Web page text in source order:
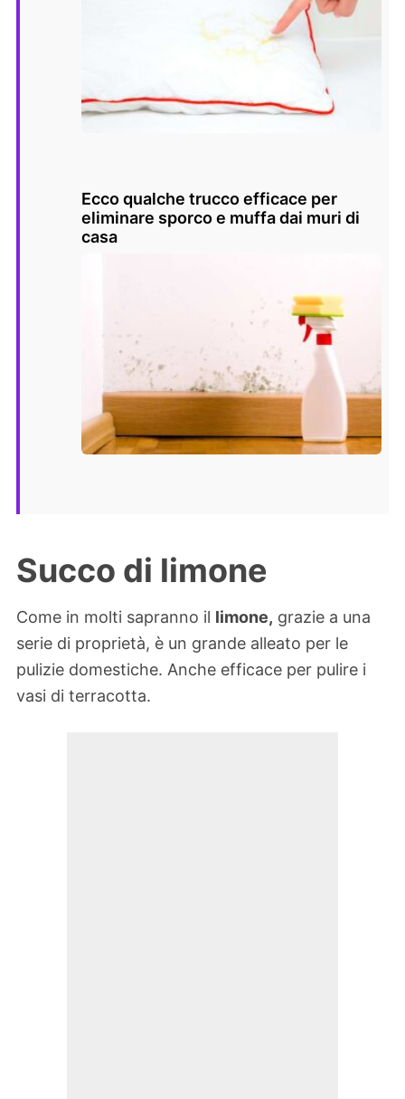
Ecco qualche trucco efficace per
eliminare sporco e muffa dai muri di
casa
Succo di limone
Come in molti sapranno il limone, grazie a una
serie di proprietà, è un grande alleato per le
pulizie domestiche. Anche efficace per pulire i
vasi di terracotta.